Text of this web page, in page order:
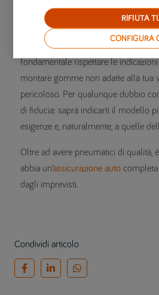
controlla le indicazioni presenti sul
della tua vettura, in particolare le
montare che sono diverse a seconda
fondamentale rispettare le
montare gomme non adatte alla tua
pericoloso. Per qualunque dubbio
di fiducia: saprà indicarti il modello
esigenze e, naturalmente, a quelle
Oltre ad avere pneumatici di qualità,
abbia un’assicurazione auto
dagli imprevisti.
Condividi articolo
CONFIGURA
RIFIUTA